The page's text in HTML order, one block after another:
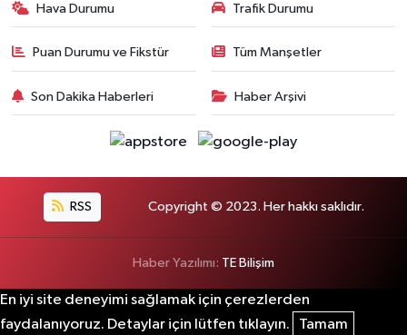
Hava Durumu Trafik Durumu
Puan Durumu ve Fikstür Tüm Manşetler
Son Dakika Haberleri Haber Arşivi
RSS Copyright © 2023. Her hakkı saklıdır.
Haber Yazılımı: TE Bilişim
En iyi site deneyimi sağlamak için çerezlerden
faydalanıyoruz. Detaylar için lütfen tıklayın.
Tamam